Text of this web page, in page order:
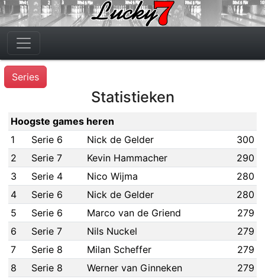
Series
Statistieken
Hoogste games heren
1
Serie 6 Nick de Gelder
300
2
Serie 7 Kevin Hammacher
290
3
Serie 4 Nico Wijma
280
4
Serie 6 Nick de Gelder
280
5
Serie 6 Marco van de Griend
279
6
Serie 7 Nils Nuckel
279
7
Serie 8 Milan Scheffer
279
8
Serie 8 Werner van Ginneken
279